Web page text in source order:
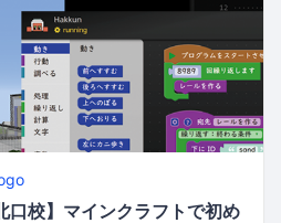
校】マインクラフトで初め